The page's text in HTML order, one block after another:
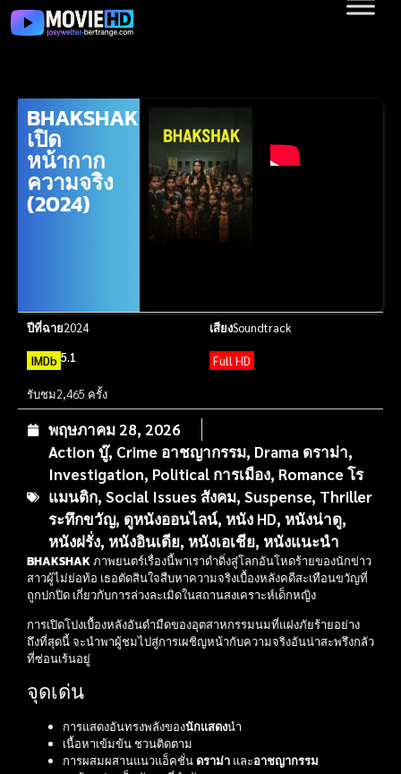
BHAKSHAK
เปิด
หน้ากาก
ความจริง
(2024)
ปีที่ฉาย2024 เสียงSoundtrack
IMDb 5.1 Full HD
รับชม2,465 ครั้ง
พฤษภาคม 28, 2026
Action บู๊, Crime อาชญากรรม, Drama ดราม่า,
Investigation, Political การเมือง, Romance โร
แมนติก, Social Issues สังคม, Suspense, Thriller
ระทึกขวัญ, ดูหนังออนไลน์, หนัง HD, หนังน่าดู,
หนังฝรั่ง, หนังอินเดีย, หนังเอเชีย, หนังแนะนำ
BHAKSHAKภาพยนตร์เรื่องนี้พาเราดำดิ่งสู่โลกอันโหดร้ายของนักข่าว
สาวผู้ไม่ย่อท้อ เธอตัดสินใจสืบหาความจริงเบื้องหลังคดีสะเทือนขวัญที่
ถูกปกปิด เกี่ยวกับการล่วงละเมิดในสถานสงเคราะห์เด็กหญิง
การเปิดโปงเบื้องหลังอันดำมืดของอุตสาหกรรมนมที่แฝงภัยร้ายอย่าง
ถึงที่สุดนี้ จะนำพาผู้ชมไปสู่การเผชิญหน้ากับความจริงอันน่าสะพรึงกลัว
ที่ซ่อนเร้นอยู่
จุดเด่น
การแสดงอันทรงพลังของนักแสดงนำ
เนื้อหาเข้มข้น ชวนติดตาม
การผสมผสานแนวแอ็คชั่น ดราม่า และอาชญากรรม